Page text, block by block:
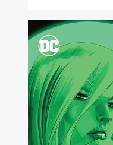
Cavaliere Oscuro
Inoltre il lancio
Unlimited che
DC Universe [']